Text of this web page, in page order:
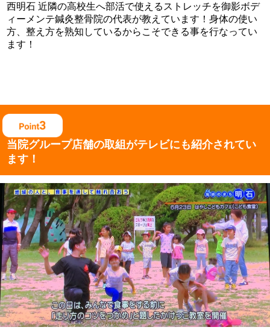
西明石 近隣の高校生へ部活で使えるストレッチを御影ボデ
ィーメンテ鍼灸整骨院の代表が教えています！身体の使い
方、整え方を熟知しているからこそできる事を行なってい
ます！
当院グループ店舗の取組がテレビにも紹介されてい
ます！